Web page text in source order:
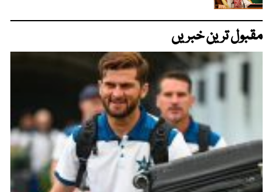
مقبول ترین خبریں